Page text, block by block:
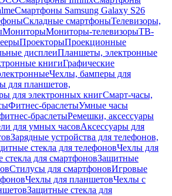
Смартфоны Samsung Galaxy S26
Складные смартфоныТелевизоры,
МониторыМониторы-телевизорыТВ-
ПроекторыПроекционные
дисплеиПланшеты, электронные
книгиГрафические
Чехлы, бамперы для
для планшетов,
для электронных книгСмарт-часы,
Фитнес-браслетыУмные часы
браслетыРемешки, аксессуары
для умных часовАксессуары для
Зарядные устройства для телефонов,
стекла для телефоновЧехлы для
для смартфоновЗащитные
Стилусы для смартфоновИгровые
Чехлы для планшетовЧехлы с
Защитные стекла для